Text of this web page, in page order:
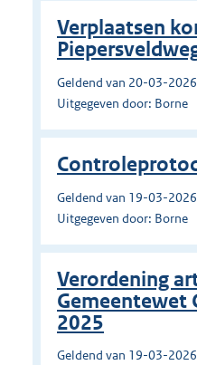
Verplaatsen
Geldend van 20-03-
Uitgegeven door: Borne
Geldend van 19-03-
Uitgegeven door: Borne
Verordening
Gemeentewet
2025
Geldend van 19-03-